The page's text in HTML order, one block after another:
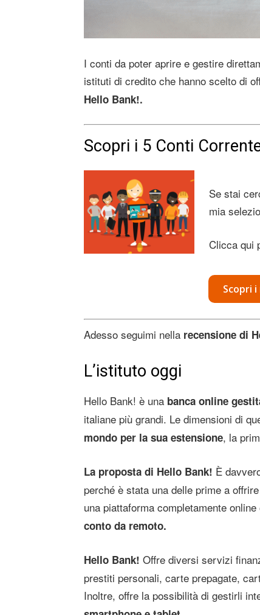
I conti da poter aprire e gestire
istituti di credito che hanno scelto di
Hello Bank!.
Scopri i 5 Conti
Se stai
mia
Clicca qui
Scopri
Adesso seguimi nella recensione di
L’istituto oggi
Hello Bank! è una banca online
italiane più grandi. Le dimensioni di
mondo per la sua estensione, la
La proposta di Hello Bank! È
perché è stata una delle prime a
una piattaforma completamente online
conto da remoto.
Hello Bank! Offre diversi servizi
prestiti personali, carte prepagate,
Inoltre, offre la possibilità di gestirli